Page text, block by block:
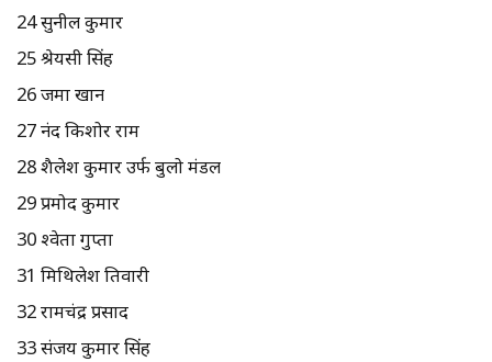
24 सुनील कुमार
25 श्रेयसी सिंह
26 जमा खान
27 नंद किशोर राम
28 शैलेश कुमार उर्फ बुलो मंडल
29 प्रमोद कुमार
30 श्वेता गुप्ता
31 मिथिलेश तिवारी
32 रामचंद्र प्रसाद
33 संजय कुमार सिंह